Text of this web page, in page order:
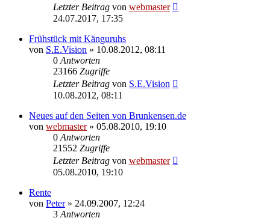
Letzter Beitrag von webmaster
24.07.2017, 17:35
Frühstück mit Känguruhs
von S.E.Vision » 10.08.2012, 08:11
0 Antworten
23166 Zugriffe
Letzter Beitrag von S.E.Vision
10.08.2012, 08:11
Neues auf den Seiten von Brunkensen.de
von webmaster» 05.08.2010, 19:10
0 Antworten
21552 Zugriffe
Letzter Beitrag von webmaster
05.08.2010, 19:10
Rente
von Peter» 24.09.2007, 12:24
3 Antworten